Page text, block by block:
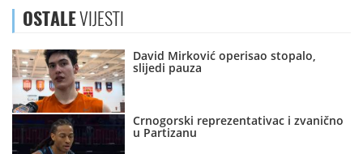
OSTALEVIJESTI
David Mirković operisao stopalo,
slijedi pauza
Crnogorski reprezentativac i zvanično
u Partizanu